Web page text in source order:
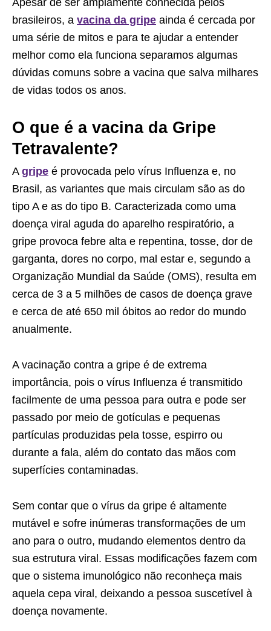
Apesar de ser amplamente conhecida pelos
brasileiros, a vacina da gripe ainda é cercada por
uma série de mitos e para te ajudar a entender
melhor como ela funciona separamos algumas
dúvidas comuns sobre a vacina que salva milhares
de vidas todos os anos.
O que é a vacina da Gripe
Tetravalente?
A gripe é provocada pelo vírus Influenza e, no
Brasil, as variantes que mais circulam são as do
tipo A e as do tipo B. Caracterizada como uma
doença viral aguda do aparelho respiratório, a
gripe provoca febre alta e repentina, tosse, dor de
garganta, dores no corpo, mal estar e, segundo a
Organização Mundial da Saúde (OMS), resulta em
cerca de 3 a 5 milhões de casos de doença grave
e cerca de até 650 mil óbitos ao redor do mundo
anualmente.
A vacinação contra a gripe é de extrema
importância, pois o vírus Influenza é transmitido
facilmente de uma pessoa para outra e pode ser
passado por meio de gotículas e pequenas
partículas produzidas pela tosse, espirro ou
durante a fala, além do contato das mãos com
superfícies contaminadas.
Sem contar que o vírus da gripe é altamente
mutável e sofre inúmeras transformações de um
ano para o outro, mudando elementos dentro da
sua estrutura viral. Essas modificações fazem com
que o sistema imunológico não reconheça mais
aquela cepa viral, deixando a pessoa suscetível à
doença novamente.